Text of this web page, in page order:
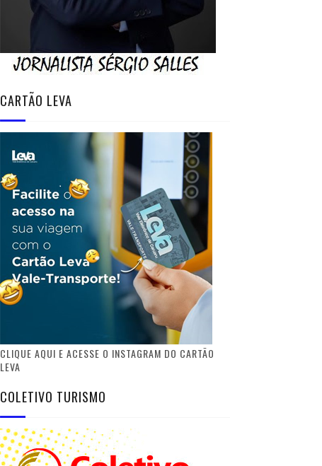
CARTÃO LEVA
CLIQUE AQUI E ACESSE O INSTAGRAM DO CARTÃO
LEVA
COLETIVO TURISMO